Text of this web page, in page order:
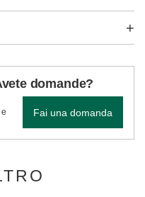
domande?
Fai una domanda